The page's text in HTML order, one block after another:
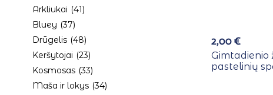
Arkliukai (41)
Bluey (37)
Drūgelis (48)
Keršytojai (23)
Kosmosas (33)
Maša ir lokys (34)
2,00€
Gimtadienio
pastelinių